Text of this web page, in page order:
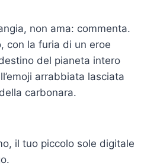
non ama: commenta.
con la furia di un eroe
del pianeta intero
arrabbiata lasciata
carbonara.
il tuo piccolo sole digitale